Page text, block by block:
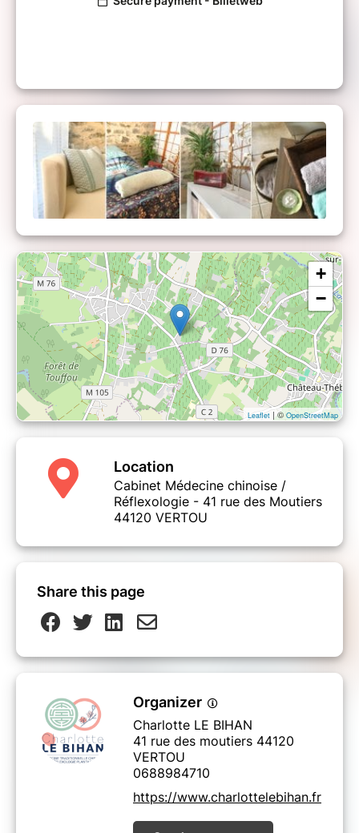
+
−
Leaflet | ©OpenStreetMap
Location
Cabinet Médecine chinoise /
Réflexologie - 41 rue des Moutiers
44120 VERTOU
Share this page
Organizer
Charlotte LE BIHAN
41 rue des moutiers 44120
VERTOU
0688984710
https://www.charlottelebihan.fr